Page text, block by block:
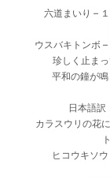
六道まいり –
ウスバキトンボ
珍しく止ま
平和の鐘が
日本語訳
カラスウリの花
ヒコウキソ